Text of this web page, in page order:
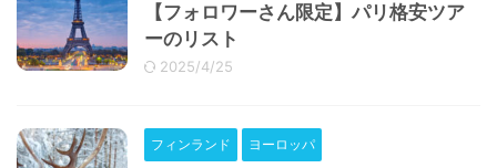
【フォロワーさん限定】パリ格安ツア
ーのリスト
2025/4/25
フィンランド ヨーロッパ